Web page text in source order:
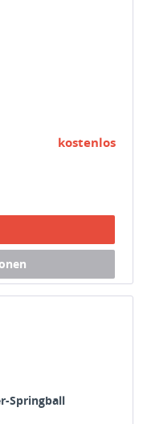
kostenlos
Springball